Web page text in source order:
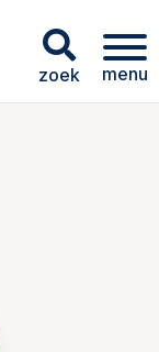
zoek menu